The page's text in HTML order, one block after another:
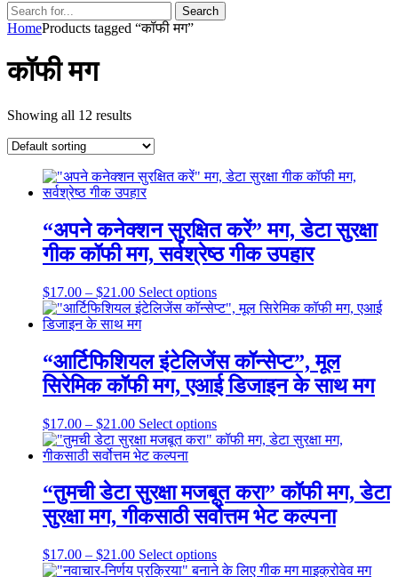
Search
Search
for:
HomeProducts tagged “कॉफी मग”
कॉफी मग
Showing all 12 results
“अपने कनेक्शन सुरक्षित करें” मग, डेटा सुरक्षा
गीक कॉफी मग, सर्वश्रेष्ठ गीक उपहार
$17.00 – $21.00Price
range:
$17.00
$21.00
Select optionsThis
product
variants.
The
options
be
chosen
on
product
page
“आर्टिफिशियल इंटेलिजेंस कॉन्सेप्ट”, मूल
सिरेमिक कॉफी मग, एआई डिजाइन के साथ मग
$17.00 – $21.00Price
range:
$17.00
$21.00
Select optionsThis
product
variants.
The
options
be
chosen
“तुमची डेटा सुरक्षा मजबूत करा” कॉफी मग, डेटा
सुरक्षा मग, गीकसाठी सर्वोत्तम भेट कल्पना
$17.00 – $21.00Price
range:
Select optionsThis
product